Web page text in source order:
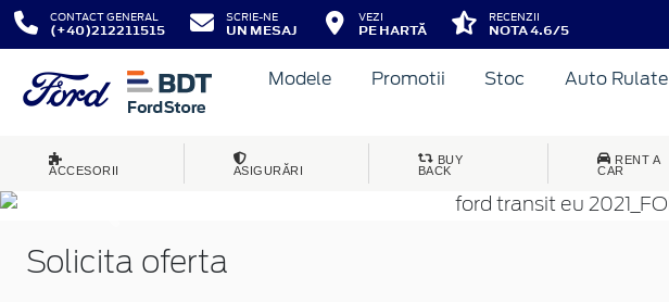
CONTACT GENERAL
(+40)212211515
SCRIE-NE
UN MESAJ
VEZI
PE HARTĂ
RECENZII
NOTA 4.6/5
Modele Promotii Stoc Auto Rulate
ACCESORII ASIGURĂRI
BUY
BACK
RENT A
CAR
Solicita oferta